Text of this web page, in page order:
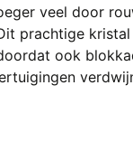
veel door
prachtige
ook